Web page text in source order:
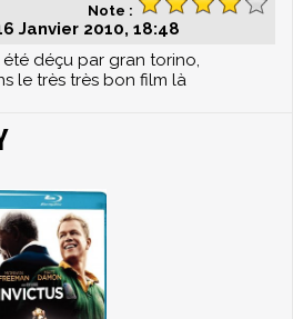
Note :
Janvier 2010, 18:48
déçu par gran torino,
le très très bon film là